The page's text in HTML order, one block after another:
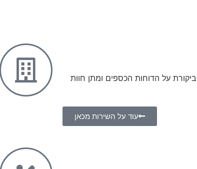
על הדוחות הכספים ומתן חוות
עוד על השירות מכאן